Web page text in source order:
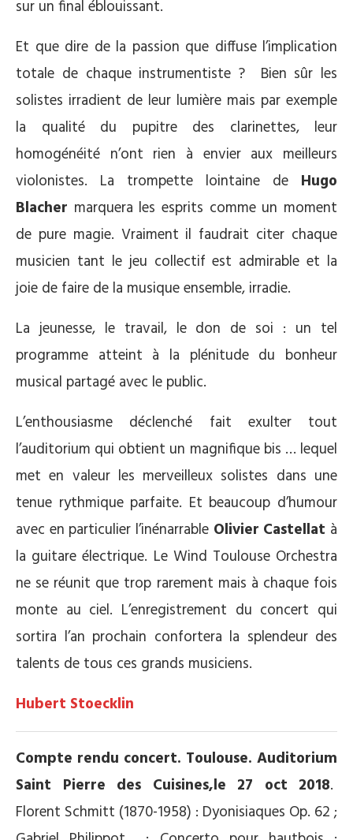
sur un final éblouissant.
Et que dire de la passion que diffuse l’implication
totale de chaque instrumentiste ? Bien sûr les
solistes irradient de leur lumière mais par exemple
la qualité du pupitre des clarinettes, leur
homogénéité n’ont rien à envier aux meilleurs
violonistes. La trompette lointaine de Hugo
Blacher marquera les esprits comme un moment
de pure magie. Vraiment il faudrait citer chaque
musicien tant le jeu collectif est admirable et la
joie de faire de la musique ensemble, irradie.
La jeunesse, le travail, le don de soi : un tel
programme atteint à la plénitude du bonheur
musical partagé avec le public.
L’enthousiasme déclenché fait exulter tout
l’auditorium qui obtient un magnifique bis … lequel
met en valeur les merveilleux solistes dans une
tenue rythmique parfaite. Et beaucoup d’humour
avec en particulier l’inénarrable Olivier Castellat à
la guitare électrique. Le Wind Toulouse Orchestra
ne se réunit que trop rarement mais à chaque fois
monte au ciel. L’enregistrement du concert qui
sortira l’an prochain confortera la splendeur des
talents de tous ces grands musiciens.
Hubert Stoecklin
Compte rendu concert. Toulouse. Auditorium
Saint Pierre des Cuisines,le 27 oct 2018.
Florent Schmitt (1870-1958) : Dyonisiaques Op. 62 ;